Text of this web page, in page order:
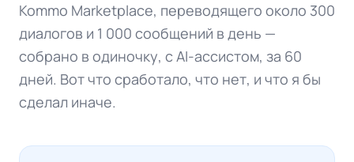
Kommo Marketplace, переводящего около 300
диалогов и 1 000 сообщений в день —
собрано в одиночку, с AI-ассистом, за 60
дней. Вот что сработало, что нет, и что я бы
сделал иначе.